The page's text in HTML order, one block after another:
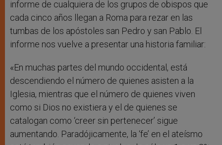
informe de cualquiera de los grupos de obispos que
cada cinco años llegan a Roma para rezar en las
tumbas de los apóstoles san Pedro y san Pablo. El
informe nos vuelve a presentar una historia familiar:
«En muchas partes del mundo occidental, está
descendiendo el número de quienes asisten a la
Iglesia, mientras que el número de quienes viven
como si Dios no existiera y el de quienes se
catalogan como ‘creer sin pertenecer’ sigue
aumentando. Paradójicamente, la ‘fe’ en el ateísmo